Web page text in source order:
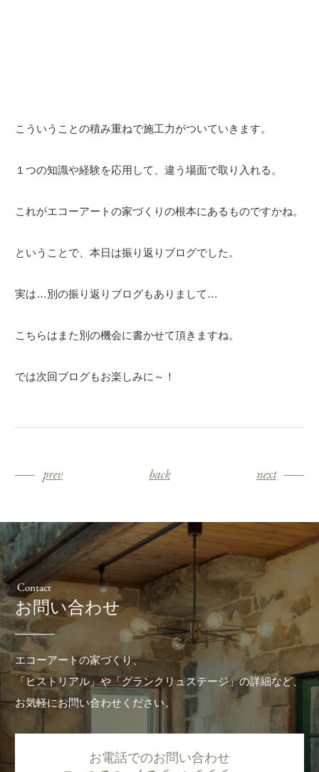
こういうことの積み重ねで施工力がついていきます。
１つの知識や経験を応用して、違う場面で取り入れる。
これがエコーアートの家づくりの根本にあるものですかね。
ということで、本日は振り返りブログでした。
実は…別の振り返りブログもありまして…
こちらはまた別の機会に書かせて頂きますね。
では次回ブログもお楽しみに～！
prev back next
Contact
お問い合わせ
エコーアートの家づくり、
「ヒストリアル」や「グランクリュステージ」の詳細など、
お気軽にお問い合わせください。
お電話でのお問い合わせ